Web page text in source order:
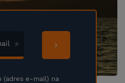
(adres e-mail) na